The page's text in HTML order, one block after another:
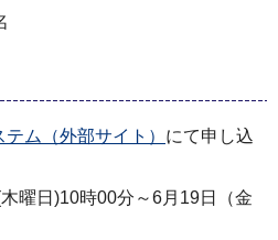
ム（外部サイト） にて申し込
曜日)10時00分～6月19日（金